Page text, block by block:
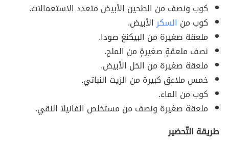
كوب ونصف من الطحين الأبيض متعدد الاستعمالات.
كوب من السكرالأبيض.
ملعقة صغيرة من البيكنغ صودا.
نصف ملعقةٍ صغيرةٍ من الملح.
ملعقة صغيرة من الخل الأبيض.
خمس ملاعق كبيرة من الزيت النباتي.
كوب من الماء.
ملعقة صغيرة ونصف من مستخلص الفانيلا النقي.
طريقة التّحضير